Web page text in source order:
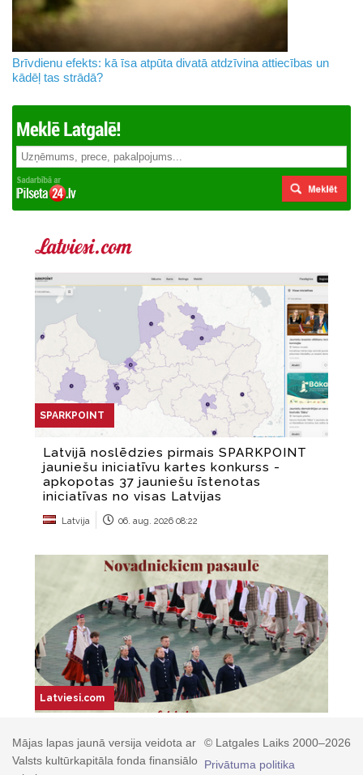
Brīvdienu efekts: kā īsa atpūta divatā atdzīvina attiecības un
kādēļ tas strādā?
© Latgales Laiks 2000–2026
Privātuma politika
Mājas lapas jaunā versija veidota ar
Valsts kultūrkapitāla fonda finansiālo